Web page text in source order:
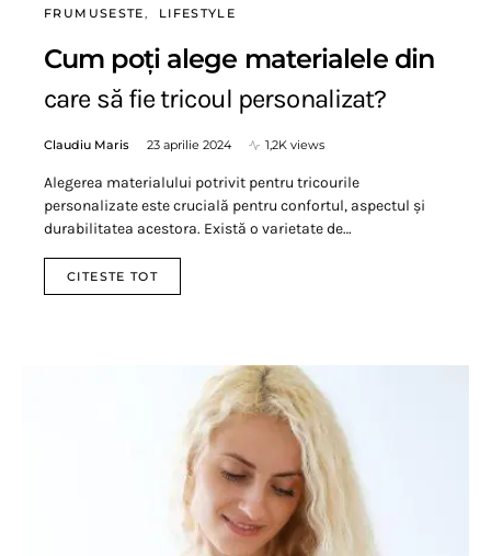
FRUMUSESTE LIFESTYLE
Cum poți alege materialele din
care să fie tricoul personalizat?
Claudiu Maris 23 aprilie 2024 1,2K views
Alegerea materialului potrivit pentru tricourile
personalizate este crucială pentru confortul, aspectul și
durabilitatea acestora. Există o varietate de…
CITESTE TOT